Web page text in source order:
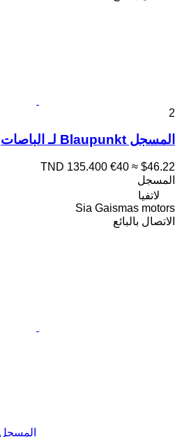
2
المسجل Blaupunkt لـ الباصات
TND 135.400 €40 ≈ $46.22
المسجل
لاتفيا
Sia Gaismas motors
الاتصال بالبائع